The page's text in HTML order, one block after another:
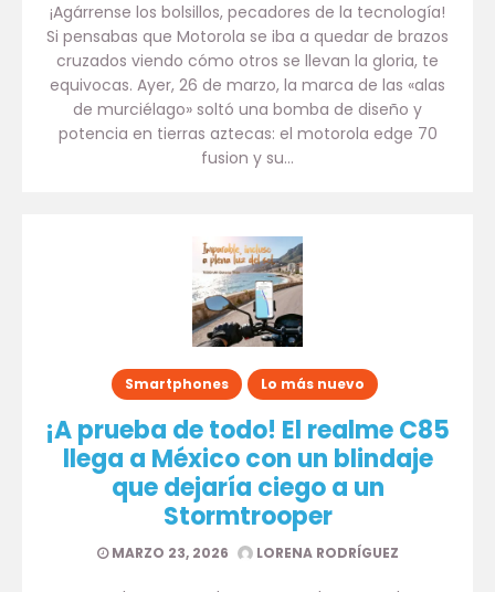
¡Agárrense los bolsillos, pecadores de la tecnología!
Si pensabas que Motorola se iba a quedar de brazos
cruzados viendo cómo otros se llevan la gloria, te
equivocas. Ayer, 26 de marzo, la marca de las «alas
de murciélago» soltó una bomba de diseño y
potencia en tierras aztecas: el motorola edge 70
fusion y su…
Smartphones Lo más nuevo
¡A prueba de todo! El realme C85
llega a México con un blindaje
que dejaría ciego a un
Stormtrooper
MARZO 23, 2026 LORENA RODRÍGUEZ